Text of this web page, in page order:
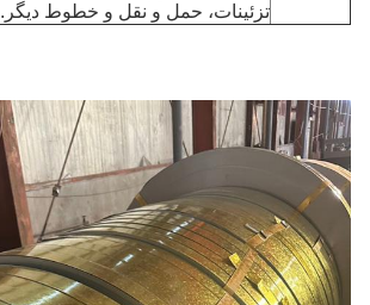
تزئینات، حمل و نقل و خطوط دیگر.